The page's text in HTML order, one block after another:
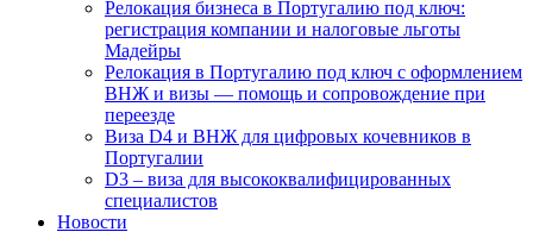
Релокация бизнеса в Португалию под ключ:
регистрация компании и налоговые льготы
Мадейры
Релокация в Португалию под ключ с оформлением
ВНЖ и визы — помощь и сопровождение при
переезде
Виза D4 и ВНЖ для цифровых кочевников в
Португалии
D3 – виза для высококвалифицированных
специалистов
Новости